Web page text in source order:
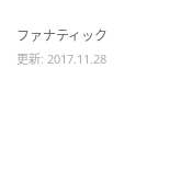
ファナティック
更新: 2017.11.28